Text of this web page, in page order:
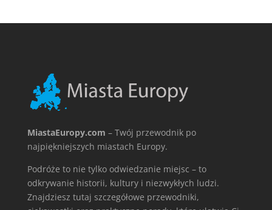
MiastaEuropy.com – Twój przewodnik po
najpiękniejszych miastach Europy.
Podróże to nie tylko odwiedzanie miejsc – to
odkrywanie historii, kultury i niezwykłych ludzi.
Znajdziesz tutaj szczegółowe przewodniki,